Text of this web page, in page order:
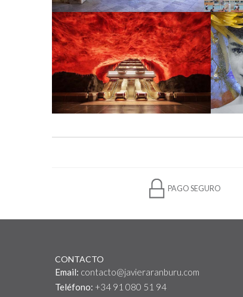
PAGO SEGURO
CONTACTO
Email: contacto@javieraranburu.com
Teléfono: +34 91 080 51 94